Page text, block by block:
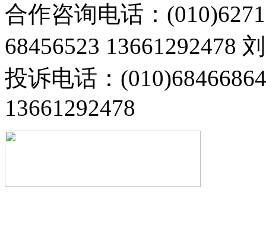
合作咨询电话：
68456523 13661292478
投诉电话：
13661292478